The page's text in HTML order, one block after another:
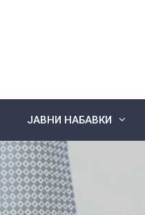
ЈАВНИ НАБАВКИ